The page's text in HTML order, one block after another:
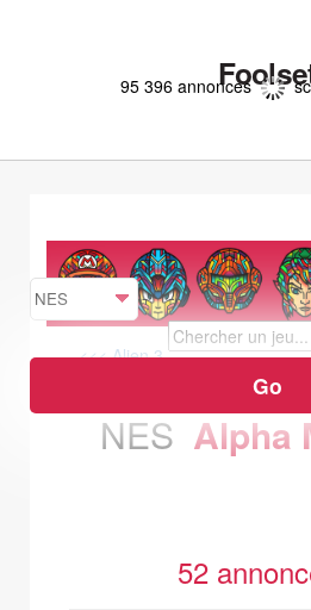
95 396 annonces
<<< Alien 3
NES Alpha
52